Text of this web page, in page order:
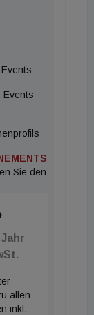
Damit
zwischen
die
einen
eine
im dritten
und
Events
Sie den
Jahr
allen
inkl.